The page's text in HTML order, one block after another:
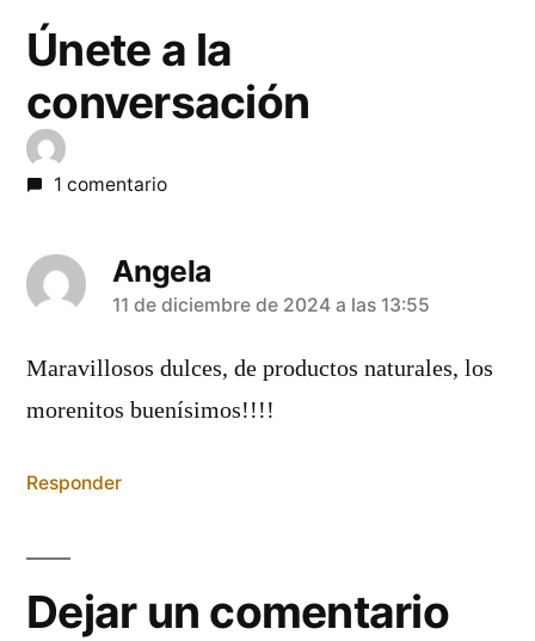
entradas
Únete a la
conversación
1 comentario
Angela
dice:
11 de diciembre de 2024 a las 13:55
Maravillosos dulces, de productos naturales, los
morenitos buenísimos!!!!
Responder
Dejar un comentario